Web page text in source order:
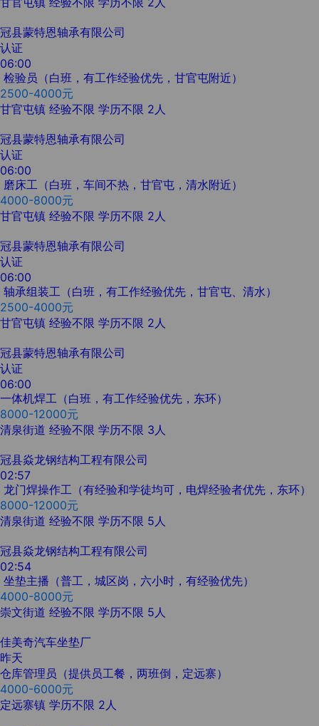
冠县蒙特恩轴承有限公司
认证
06:00
检验员（白班，有工作经验优先，甘官屯附近）
2500-4000元
甘官屯镇 经验不限 学历不限 2人
冠县蒙特恩轴承有限公司
认证
06:00
磨床工（白班，车间不热，甘官屯，清水附近）
4000-8000元
甘官屯镇 经验不限 学历不限 2人
冠县蒙特恩轴承有限公司
认证
06:00
轴承组装工（白班，有工作经验优先，甘官屯、清水）
2500-4000元
甘官屯镇 经验不限 学历不限 2人
冠县蒙特恩轴承有限公司
认证
06:00
一体机焊工（白班，有工作经验优先，东环）
8000-12000元
清泉街道 经验不限 学历不限 3人
冠县焱龙钢结构工程有限公司
02:57
龙门焊操作工（有经验和学徒均可，电焊经验者优先，东环）
8000-12000元
清泉街道 经验不限 学历不限 5人
冠县焱龙钢结构工程有限公司
02:54
坐垫主播（普工，城区岗，六小时，有经验优先）
4000-8000元
崇文街道 经验不限 学历不限 5人
佳美奇汽车坐垫厂
昨天
仓库管理员（提供员工餐，两班倒，定远寨）
4000-6000元
定远寨镇 学历不限 2人